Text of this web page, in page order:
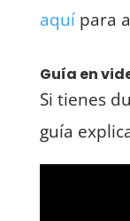
aquípara
Guía en
Si tienes
guía